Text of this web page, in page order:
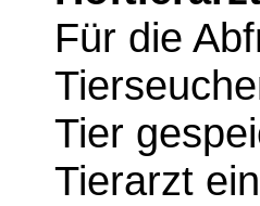
Für die
Tier
Tierarzt